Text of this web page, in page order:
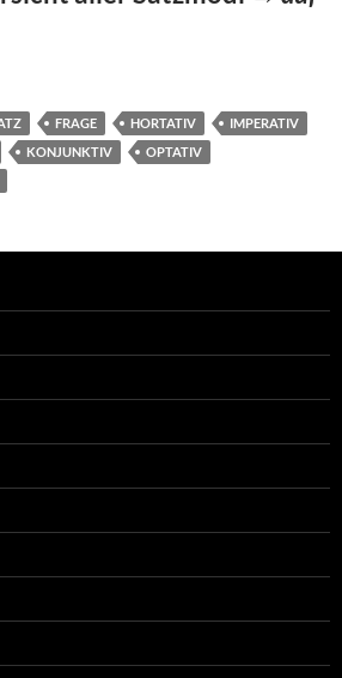
FRAGE HORTATIV
IMPERATIV
KONJUNKTIV
OPTATIV